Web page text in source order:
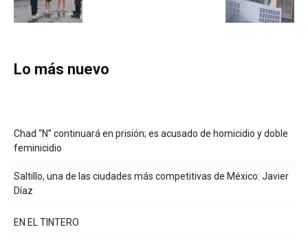
Lo más nuevo
Chad “N” continuará en prisión; es acusado de homicidio y doble
feminicidio
Saltillo, una de las ciudades más competitivas de México: Javier
Díaz
EN EL TINTERO